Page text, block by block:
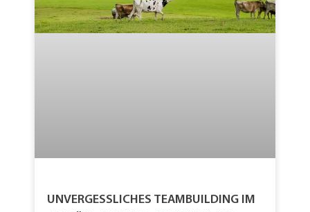
UNVERGESSLICHES TEAMBUILDING IM